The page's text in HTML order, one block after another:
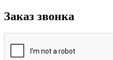
Заказ звонка